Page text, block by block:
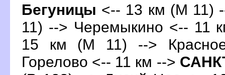
Бегуницы <-- 13 км (М 11)
11) --> Черемыкино <-- 11
15 км (М 11) -->
Горелово <-- 11 км -->